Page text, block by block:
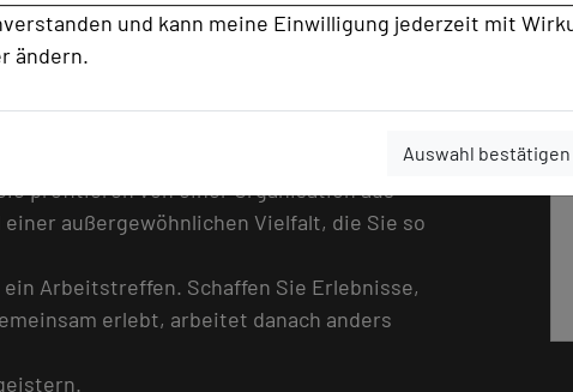
und kann meine Einwilligung jederzeit mit
ändern.
Auswahl bestätigen
neues Miteinander – motivierter, offener
bei uns mitbuchen sollten? Weil alles
Idee bis zur Umsetzung begleiten wir Sie
auf Ihre Ziele, Ihre
profitieren von einer Organisation aus
außergewöhnlichen Vielfalt, die Sie so
ein Arbeitstreffen. Schaffen Sie Erlebnisse,
erlebt, arbeitet danach anders